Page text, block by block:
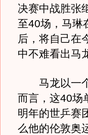
决赛中战胜张
至40场，马琳
后，将自己在
中不难看出马
马龙以一个
而言，这40场
明年的世乒赛
么他的伦敦奥